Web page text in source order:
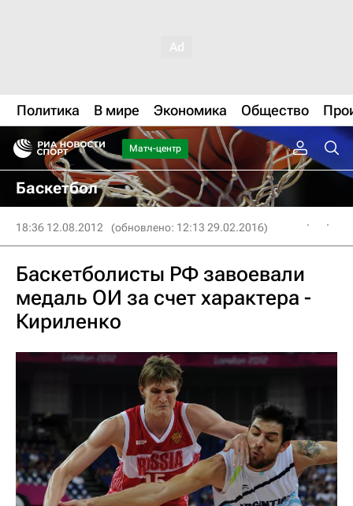
Политика В мире Экономика Общество
Матч-центр
Баскетбол
18:36 12.08.2012 (обновлено: 12:13 29.02.2016)
Баскетболисты РФ завоевали
медаль ОИ за счет характера -
Кириленко